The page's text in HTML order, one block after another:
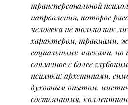
трансперсональной
направления, которое
человека не только как
характером, травмами,
социальными масками, но
связанное с более
психики: архетипами,
духовным опытом,
состояниями,